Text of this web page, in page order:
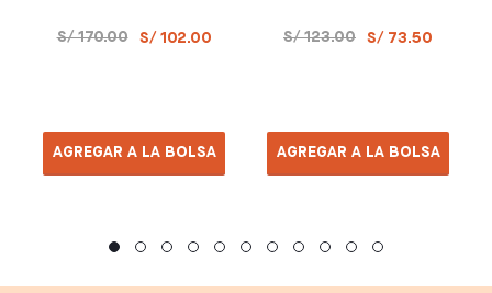
S/ 170.00 S/ 102.00
AGREGAR A LA BOLSA
S/ 123.00 S/ 73.50
AGREGAR A LA BOLSA